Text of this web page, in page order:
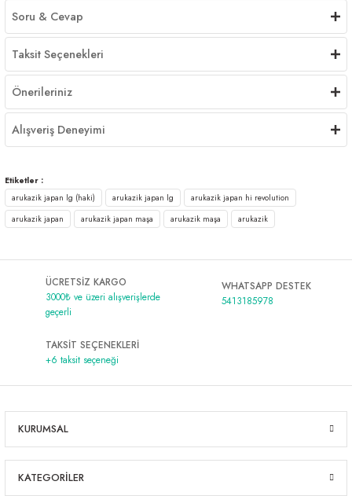
Soru & Cevap
Taksit Seçenekleri
Önerileriniz
Alışveriş Deneyimi
Etiketler :
arukazik japan lg (haki)
arukazik japan lg
arukazik japan hi revolution
arukazik japan
arukazik japan maşa arukazik maşa arukazik
ÜCRETSİZ KARGO
3000₺ ve üzeri alışverişlerde
geçerli
WHATSAPP DESTEK
5413185978
TAKSİT SEÇENEKLERİ
+6 taksit seçeneği
KURUMSAL
KATEGORİLER